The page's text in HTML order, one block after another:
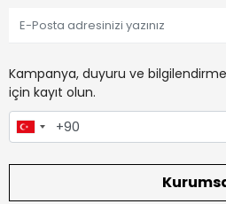
Kampanya, duyuru ve
için kayıt olun.